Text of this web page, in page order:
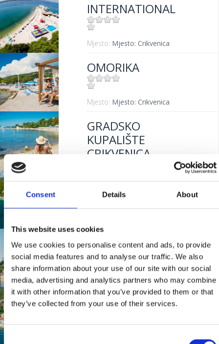
Consent Details About
This website uses cookies
We use cookies to personalise content and ads, to provide
social media features and to analyse our traffic. We also
share information about your use of our site with our social
media, advertising and analytics partners who may combine
it with other information that you’ve provided to them or that
they’ve collected from your use of their services.
Consent
INTERNATIONAL
Mjesto: Mjesto: Crikvenica
OMORIKA
Mjesto: Mjesto: Crikvenica
GRADSKO
KUPALIŠTE
CRIKVENICA
LANTERNA
Mjesto:Mjesto: Dramalj
BAZENI HOTELA